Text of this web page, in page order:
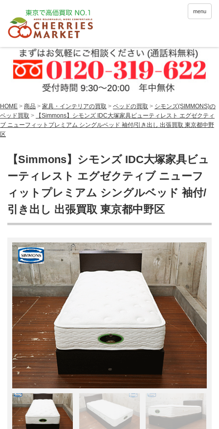
menu
HOME > 商品 > 家具・インテリアの買取 > ベッドの買取 > シモンズ(SIMMONS)の
ベッド買取 >
【Simmons】シモンズ IDC大塚家具ビューティレスト エグゼクティ
ブ ニューフィットプレミアム シングルベッド 袖付/引き出し 出張買取 東京都中野
区
【Simmons】シモンズ IDC大塚家具ビュ
ーティレスト エグゼクティブ ニューフ
ィットプレミアム シングルベッド 袖付/
引き出し 出張買取 東京都中野区